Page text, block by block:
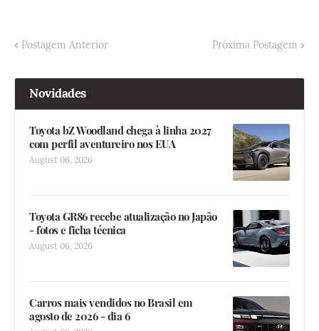
Postagem Anterior Próxima Postagem
Novidades
Toyota bZ Woodland chega à linha 2027
com perfil aventureiro nos EUA
August 06, 2026
Toyota GR86 recebe atualização no Japão
- fotos e ficha técnica
August 06, 2026
Carros mais vendidos no Brasil em
agosto de 2026 - dia 6